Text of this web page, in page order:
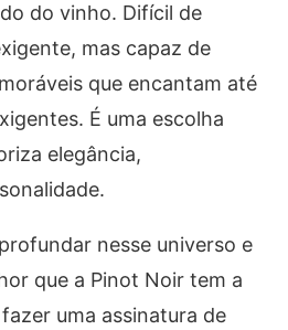
do vinho. Difícil de
mas capaz de
que encantam até
É uma escolha
elegância,
nesse universo e
que a Pinot Noir tem a
uma assinatura de